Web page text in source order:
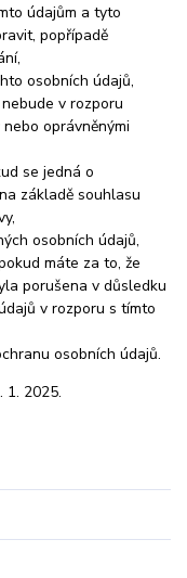
údajům a tyto
popřípadě
osobních údajů,
v rozporu
oprávněnými
se jedná o
základě souhlasu
osobních údajů,
máte za to, že
porušena v důsledku
v rozporu s tímto
osobních údajů.
1. 2025.